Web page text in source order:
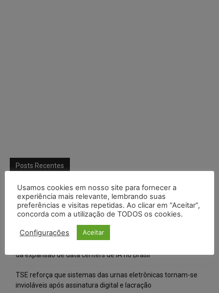
Posts Recentes
Marcello Perino: caso Braskem testa limite entre tutela
cautelar e recuperação judicial
IA da Anthropic cria identidades falsas em teste de segurança
e acende alerta sobre riscos de autonomia
da expansão de data centers de IA no Brasil
TSE reforça que sistemas das urnas eletrônicas tornam-se
invioláveis após assinatura digital e lacração
Usamos cookies em nosso site para fornecer a
experiência mais relevante, lembrando suas
preferências e visitas repetidas. Ao clicar em “Aceitar”,
concorda com a utilização de TODOS os cookies.
Configurações Aceitar